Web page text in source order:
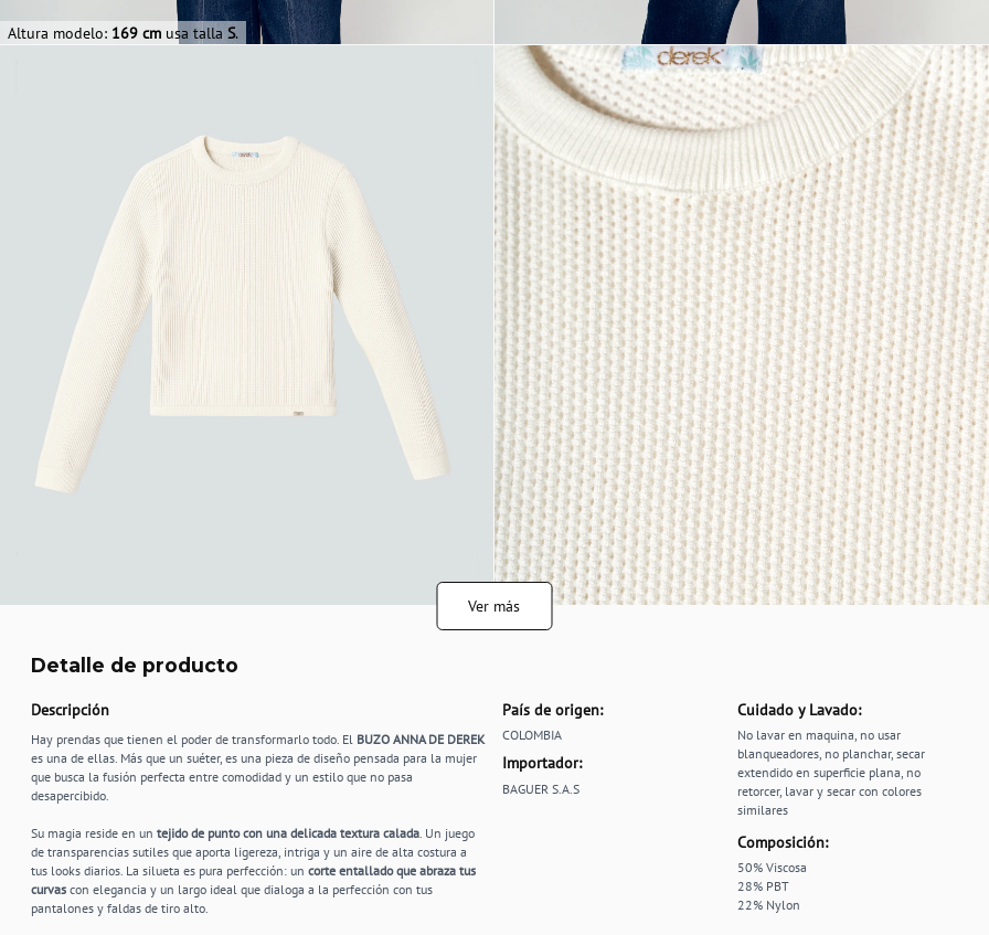
Altura modelo: 169 cm usa talla S.
Ver más
Detalle de producto
Descripción
Hay prendas que tienen el poder de transformarlo todo. El BUZO ANNA DE DEREK
es una de ellas. Más que un suéter, es una pieza de diseño pensada para la mujer
que busca la fusión perfecta entre comodidad y un estilo que no pasa
desapercibido.
Su magia reside en un tejido de punto con una delicada textura calada . Un juego
de transparencias sutiles que aporta ligereza, intriga y un aire de alta costura a
tus looks diarios. La silueta es pura perfección: un corte entallado que abraza tus
curvas con elegancia y un largo ideal que dialoga a la perfección con tus
pantalones y faldas de tiro alto.
País de origen:
COLOMBIA
Importador:
BAGUER S.A.S
Cuidado y Lavado:
No lavar en maquina, no usar
blanqueadores, no planchar, secar
extendido en superficie plana, no
retorcer, lavar y secar con colores
similares
Composición:
50% Viscosa
28% PBT
22% Nylon